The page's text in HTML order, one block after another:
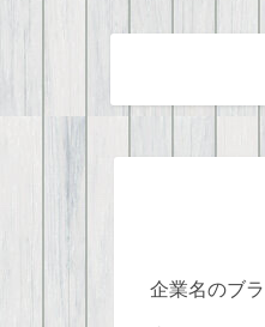
企業名のブ